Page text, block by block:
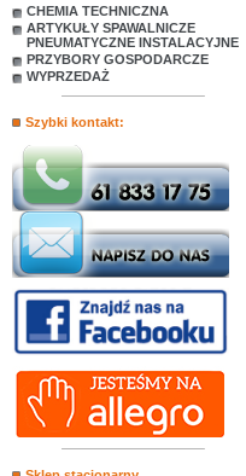
CHEMIA TECHNICZNA
ARTYKUŁY SPAWALNICZE
PNEUMATYCZNE INSTALACYJNE
PRZYBORY GOSPODARCZE
WYPRZEDAŻ
Szybki kontakt: